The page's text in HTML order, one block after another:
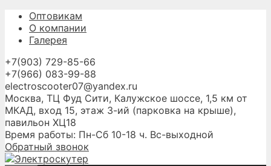
Перейти
содержимому
Оптовикам
О компании
Галерея
+7(903) 729-85-66
+7(966) 083-99-88
electroscooter07@yandex.ru
Москва, ТЦ Фуд Сити, Калужское шоссе, 1,5 км от
МКАД, вход 15, этаж 3-ий (парковка на крыше),
павильон ХЦ18
Время работы: Пн-Сб 10-18 ч. Вс-выходной
Обратный звонок